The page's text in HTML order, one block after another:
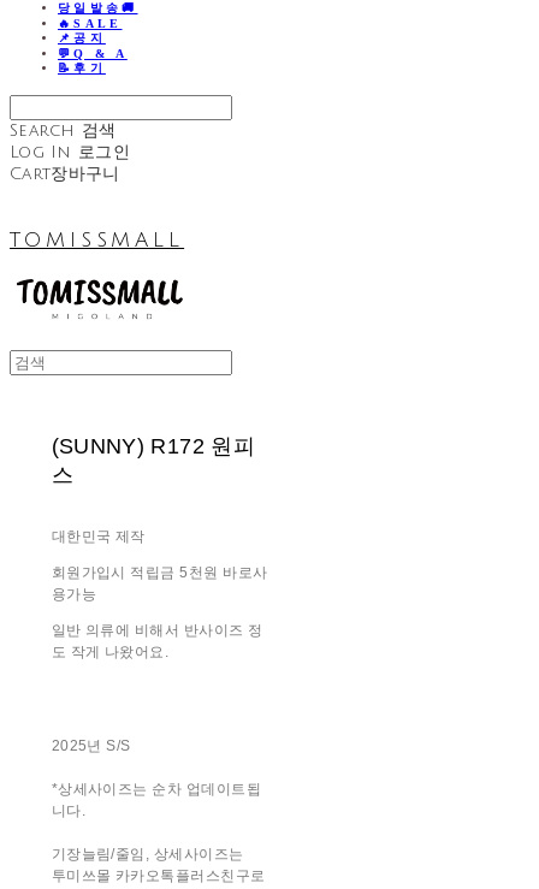
당일발송🚚
🔥SALE
📌공지
💬Q & A
📝후기
Search 검색
Log In 로그인
Cart장바구니
TOMISSMALL
(SUNNY) R172 원피
스
대한민국 제작
회원가입시 적립금 5천원 바로사
용가능
일반 의류에 비해서 반사이즈 정
도 작게 나왔어요.
2025년 S/S
*상세사이즈는 순차 업데이트됩
니다.
기장늘림/줄임, 상세사이즈는
투미쓰몰 카카오톡플러스친구로